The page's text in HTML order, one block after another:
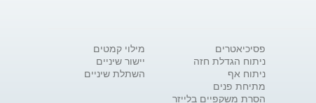
פסיכיאטרים
ניתוח הגדלת חזה
ניתוח אף
מתיחת פנים
הסרת משקפיים בלייזר
מילוי קמטים
יישור שיניים
השתלת שיניים